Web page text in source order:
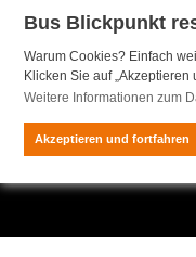
Bus Blickpunkt
Warum Cookies? Einfach
Klicken Sie auf
Weitere Informationen zum
Akzeptieren und fortfahren